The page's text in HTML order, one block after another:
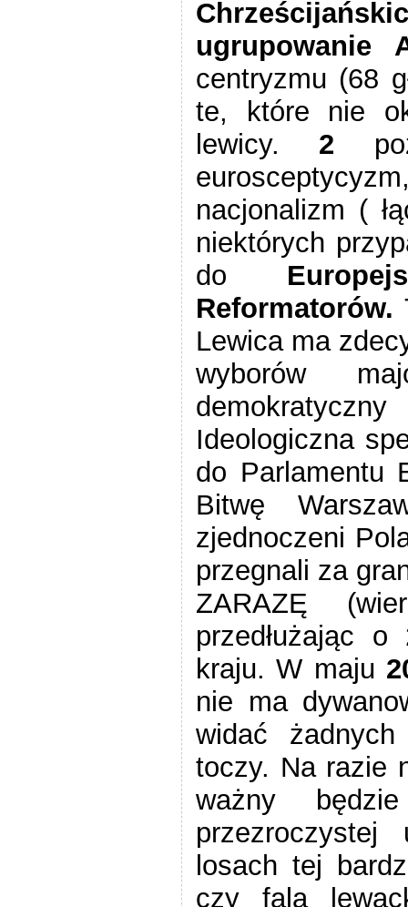
ugrupowanie
centryzmu (68
te, które nie
lewicy. 2
nacjonalizm (
niektórych
do
Reformatorów.
Lewica ma
wyborów
Ideologiczna
do Parlamentu
Bitwę
zjednoczeni
przegnali za
ZARAZĘ
przedłużając
kraju. W maju
nie ma
widać
toczy. Na razie
ważny
losach tej
czy fala